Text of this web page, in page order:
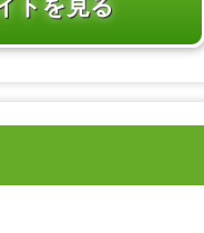
トを見る